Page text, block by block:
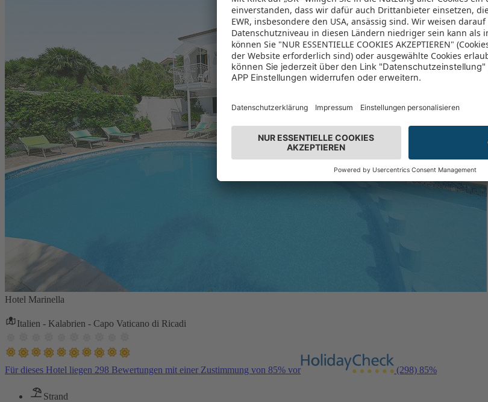
Hotel Marinella
Italien - Kalabrien - Capo Vaticano di Ricadi
Für dieses Hotel liegen 298 Bewertungen mit einer Zustimmung von 85% vor (298) 85%
Strand